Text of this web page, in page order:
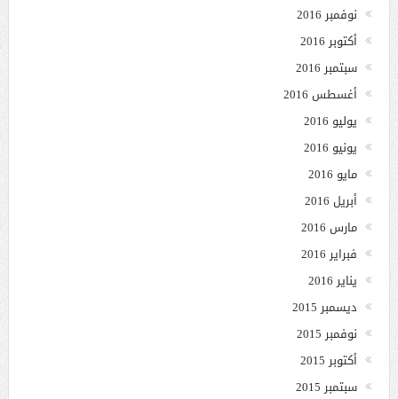
نوفمبر 2016
أكتوبر 2016
سبتمبر 2016
أغسطس 2016
يوليو 2016
يونيو 2016
مايو 2016
أبريل 2016
مارس 2016
فبراير 2016
يناير 2016
ديسمبر 2015
نوفمبر 2015
أكتوبر 2015
سبتمبر 2015